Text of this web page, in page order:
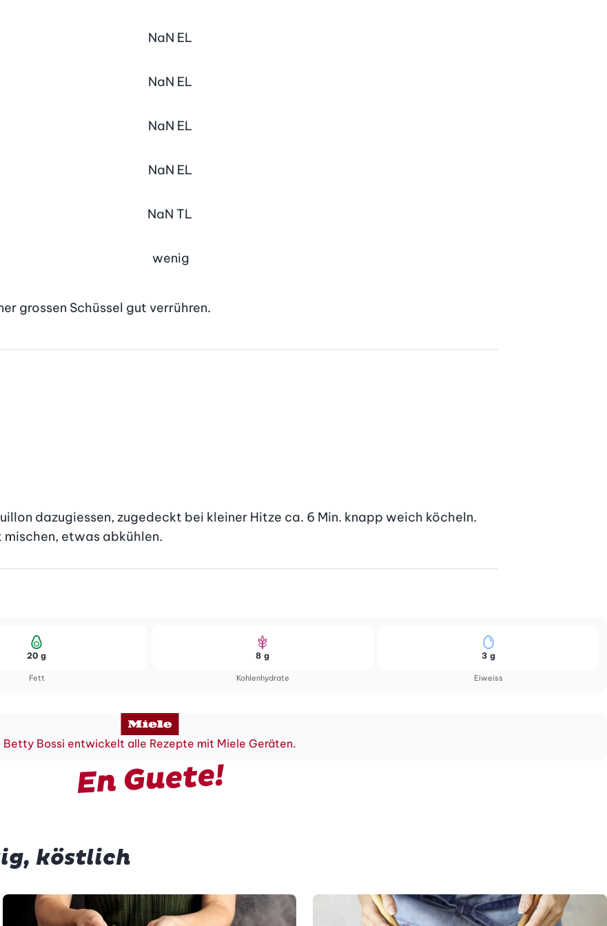
NaN EL
NaN EL
NaN EL
NaN EL
NaN TL
wenig
grossen Schüssel gut verrühren.
dazugiessen, zugedeckt bei kleiner Hitze ca. 6 Min. knapp weich köcheln.
etwas abkühlen.
Fett
20 g
Kohlenhydrate
8 g
Eiweiss
3 g
Betty Bossi entwickelt alle Rezepte mit Miele Geräten.
En Guete!
köstlich